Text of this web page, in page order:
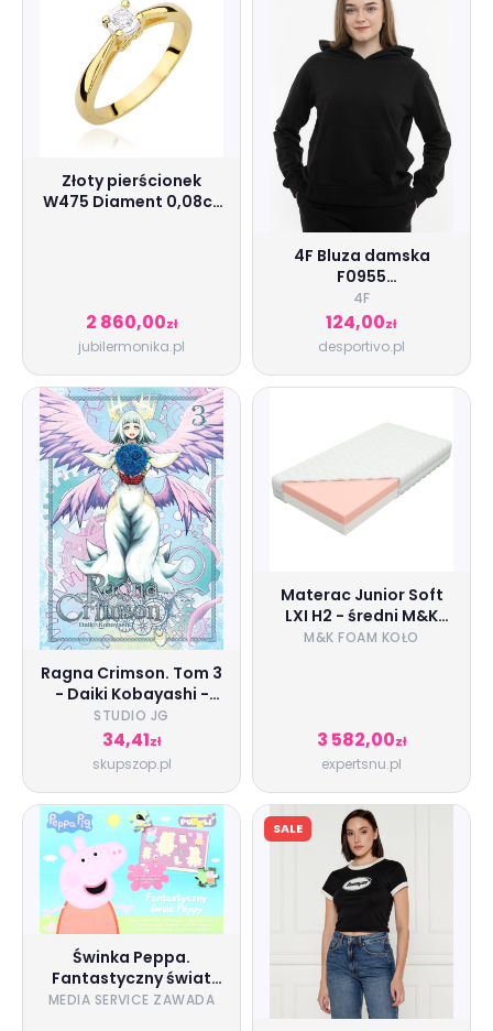
Złoty pierścionek
W475 Diament 0,08ct
2 860,00zł
jubilermonika.pl
4F Bluza damska
F0955
4FWSS24TSWSF0955
20S
4F
124,00zł
desportivo.pl
Ragna Crimson. Tom 3
- Daiki Kobayashi -
książka
STUDIO JG
34,41zł
skupszop.pl
Materac Junior Soft
LXI H2 - średni M&K
Foam KOŁO 140x200
M&K FOAM KOŁO
3 582,00zł
expertsnu.pl
Świnka Peppa.
Fantastyczny świat
Peppy
MEDIA SERVICE ZAWADA
SALE